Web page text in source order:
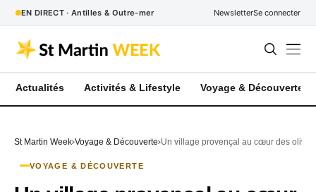
EN DIRECT · Antilles & Outre-mer NewsletterSe connecter
Actualités Activités & Lifestyle Voyage & Découverte
St Martin Week Voyage & Découverte Un village provençal au cœur des
VOYAGE & DÉCOUVERTE